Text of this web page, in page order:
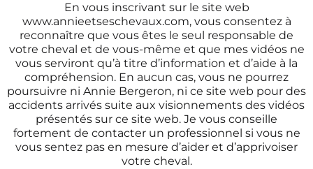
En vous inscrivant sur le site web
www.annieetseschevaux.com, vous consentez à
reconnaître que vous êtes le seul responsable de
votre cheval et de vous-même et que mes vidéos ne
vous serviront qu’à titre d’information et d’aide à la
compréhension. En aucun cas, vous ne pourrez
poursuivre ni Annie Bergeron, ni ce site web pour des
accidents arrivés suite aux visionnements des vidéos
présentés sur ce site web. Je vous conseille
fortement de contacter un professionnel si vous ne
vous sentez pas en mesure d’aider et d’apprivoiser
votre cheval.